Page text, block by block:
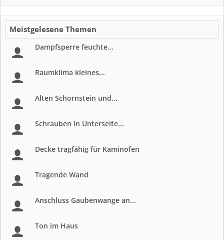
Meistgelesene Themen
Dampfsperre feuchte...
Raumklima kleines...
Alten Schornstein und...
Schrauben in Unterseite...
Decke tragfähig für Kaminofen
Tragende Wand
Anschluss Gaubenwange an...
Ton im Haus